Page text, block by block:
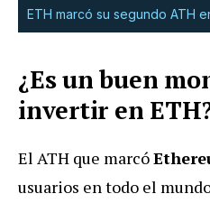
ETH marcó su segundo ATH
¿Es un buen
invertir en
El ATH que marcó
usuarios en todo el